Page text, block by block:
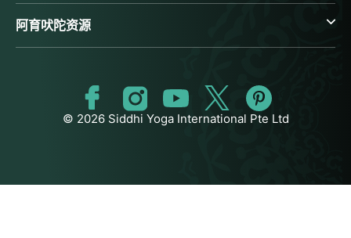
阿育吠陀资源
© 2026 Siddhi Yoga International Pte Ltd